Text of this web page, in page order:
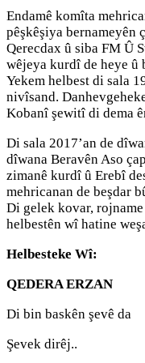
Endamê komîta
pêşkêşiya
Qerecdax û siba FM Û
wêjeya kurdî de heye û
Yekem helbest di sala
nivîsand.
Kobanî şewitî di dema
Di sala 2017’an de
dîwana Beravên Aso
zimanê kurdî û Erebî
mehricanan de beşdar
Di gelek kovar,
helbestên wî hatine
Helbesteke Wî:
QEDERA ERZAN
Di bin baskên şevê da
Şevek dirêj..